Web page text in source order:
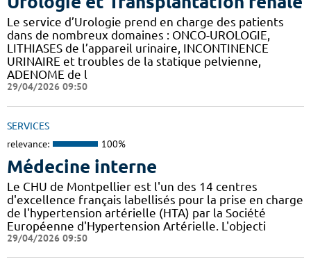
Le service d’Urologie prend en charge des patients
dans de nombreux domaines : ONCO-UROLOGIE,
LITHIASES de l’appareil urinaire, INCONTINENCE
URINAIRE et troubles de la statique pelvienne,
ADENOME de l
29/04/2026 09:50
SERVICES
relevance: 100%
Médecine interne
Le CHU de Montpellier est l'un des 14 centres
d'excellence français labellisés pour la prise en charge
de l'hypertension artérielle (HTA) par la Société
Européenne d'Hypertension Artérielle. L'objecti
29/04/2026 09:50